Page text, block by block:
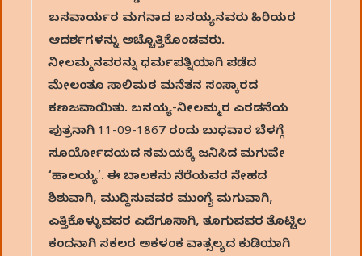
ಬಸವಾರ್ಯರ ಮಗನಾದ ಬಸಯ್ಯನವರು ಹಿರಿಯರ
ಆದರ್ಶಗಳನ್ನು ಅಚ್ಚೊತ್ತಿಕೊಂಡವರು.
ನೀಲಮ್ಮನವರನ್ನು ಧರ್ಮಪತ್ನಿಯಾಗಿ ಪಡೆದ
ಮೇಲಂತೂ ಸಾಲಿಮಠ ಮನೆತನ ಸಂಸ್ಕಾರದ
ಕಣಜವಾಯಿತು. ಬಸಯ್ಯ-ನೀಲಮ್ಮರ ಎರಡನೆಯ
ಪುತ್ರನಾಗಿ 11-09-1867 ರಂದು ಬುಧವಾರ ಬೆಳಗ್ಗೆ
ಸೂರ್ಯೋದಯದ ಸಮಯಕ್ಕೆ ಜನಿಸಿದ ಮಗುವೇ
‘ಹಾಲಯ್ಯ’. ಈ ಬಾಲಕನು ನೆರೆಯವರ ನೇಹದ
ಶಿಶುವಾಗಿ, ಮುದ್ದಿಸುವವರ ಮುಂಗೈ ಮಗುವಾಗಿ,
ಎತ್ತಿಕೊಳ್ಳುವವರ ಎದೆಗೂಸಾಗಿ, ತೂಗುವವರ ತೊಟ್ಟಿಲ
ಕಂದನಾಗಿ ಸಕಲರ ಅಕಳಂಕ ವಾತ್ಸಲ್ಯದ ಕುಡಿಯಾಗಿ